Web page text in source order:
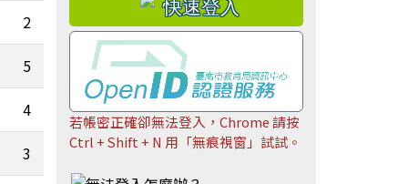
2
0
5
4
0
3
0
若帳密正確卻無法登入，Chrome 請按
Ctrl + Shift + N 用「無痕視窗」試試。